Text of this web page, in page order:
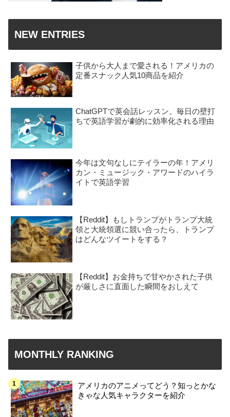
NEW ENTRIES
子供から大人まで愛される！アメリカの
定番スナック人気10商品を紹介
ChatGPTで英会話レッスン。毎日の壁打
ちで英語学習が劇的に効率化される理由
今年は文句なしにテイラーの年！アメリ
カン・ミュージック・アワードのハイラ
イトで英語学習
【Reddit】もしトランプがトランプ大統
領と大統領選に競い合ったら、トランプ
はどんなツイートをする？
【Reddit】お金持ちで甘やかされた子供
が厳しさに直面した瞬間をおしえて
MONTHLY RANKING
アメリカのアニメってどう？知っとかな
きゃな人気キャラクターを紹介